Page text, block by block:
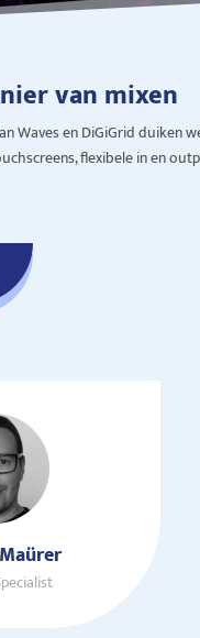
van mixen
Waves en DiGiGrid duiken
flexibele in en